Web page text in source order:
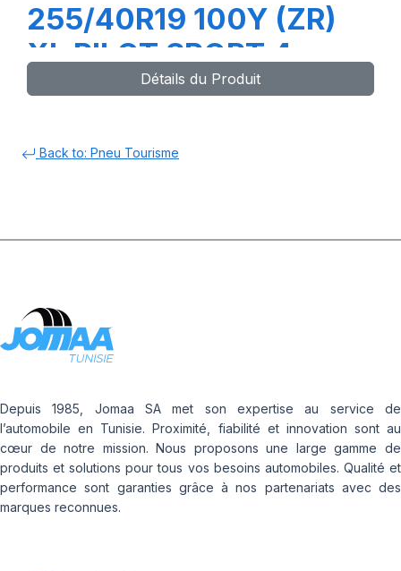
255/40R19 100Y (ZR)
XL PILOT SPORT 4
Détails du Produit
Back to: Pneu Tourisme
Depuis 1985, Jomaa SA met son expertise au service de
l’automobile en Tunisie. Proximité, fiabilité et innovation sont au
cœur de notre mission. Nous proposons une large gamme de
produits et solutions pour tous vos besoins automobiles. Qualité et
performance sont garanties grâce à nos partenariats avec des
marques reconnues.